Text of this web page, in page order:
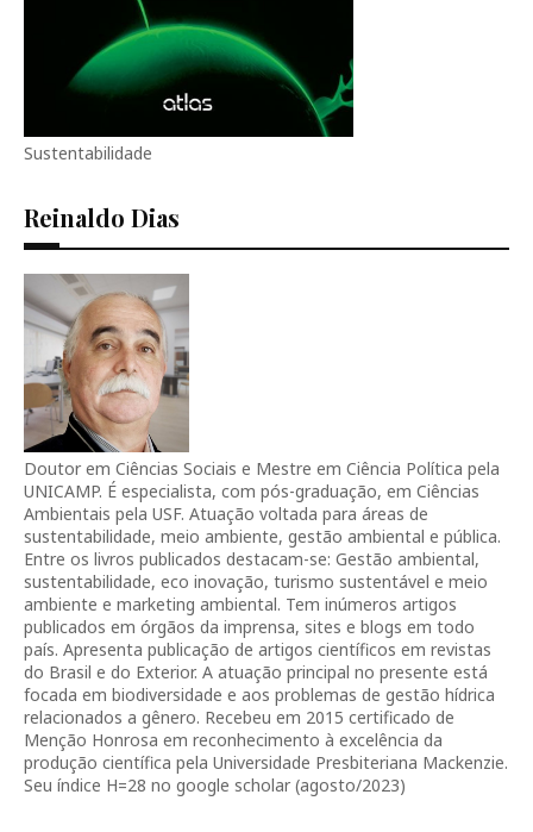
Sustentabilidade
Reinaldo Dias
Doutor em Ciências Sociais e Mestre em Ciência Política pela
UNICAMP. É especialista, com pós-graduação, em Ciências
Ambientais pela USF. Atuação voltada para áreas de
sustentabilidade, meio ambiente, gestão ambiental e pública.
Entre os livros publicados destacam-se: Gestão ambiental,
sustentabilidade, eco inovação, turismo sustentável e meio
ambiente e marketing ambiental. Tem inúmeros artigos
publicados em órgãos da imprensa, sites e blogs em todo
país. Apresenta publicação de artigos científicos em revistas
do Brasil e do Exterior. A atuação principal no presente está
focada em biodiversidade e aos problemas de gestão hídrica
relacionados a gênero. Recebeu em 2015 certificado de
Menção Honrosa em reconhecimento à excelência da
produção científica pela Universidade Presbiteriana Mackenzie.
Seu índice H=28 no google scholar (agosto/2023)